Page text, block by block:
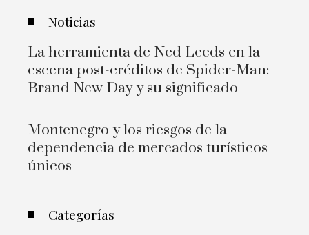
Noticias
La herramienta de Ned Leeds en la
escena post-créditos de Spider-Man:
Brand New Day y su significado
Montenegro y los riesgos de la
dependencia de mercados turísticos
únicos
Categorías